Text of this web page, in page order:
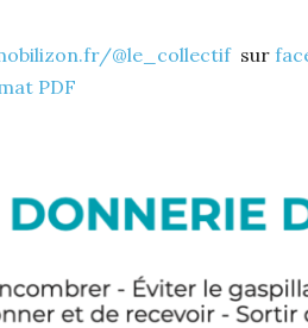
@le_collectifsur
PDF